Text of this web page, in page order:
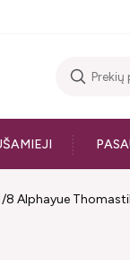
8 Alphayue